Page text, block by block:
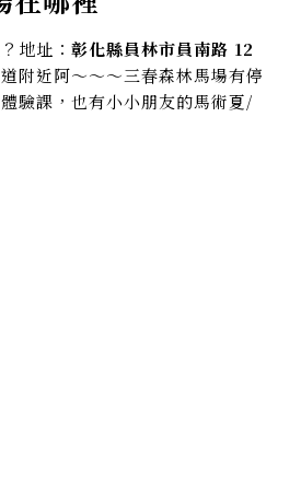
地址： 彰化縣員林市員南路 12
附近阿～～～三春森林馬場有停
驗課，也有小小朋友的馬術夏/